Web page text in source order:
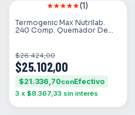
SIN STOCK (1)
Termogenic Max Nutrilab.
240 Comp. Quemador De
$25.102,00
$26.424,00
$21.336,70con
3 x $8.367,33 sin interés